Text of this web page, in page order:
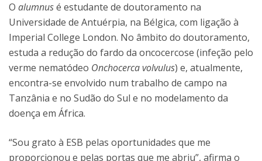
O alumnusé estudante de doutoramento na
Universidade de Antuérpia, na Bélgica, com ligação à
Imperial College London. No âmbito do doutoramento,
estuda a redução do fardo da oncocercose (infeção pelo
verme nematódeo Onchocerca volvulus) e, atualmente,
encontra-se envolvido num trabalho de campo na
Tanzânia e no Sudão do Sul e no modelamento da
doença em África.
“Sou grato à ESB pelas oportunidades que me
proporcionou e pelas portas que me abriu”, afirma o